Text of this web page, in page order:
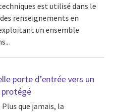
est utilisé dans le
renseignements en
un ensemble
porte d’entrée vers un
protégé
Plus que jamais, la